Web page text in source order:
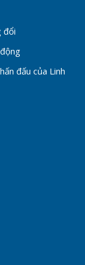
đổi
đấu của Linh